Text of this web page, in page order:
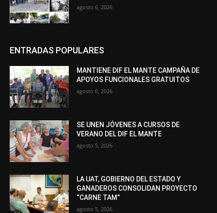
agosto 6, 2026
ENTRADAS POPULARES
MANTIENE DIF EL MANTE CAMPAÑA DE
APOYOS FUNCIONALES GRATUITOS
agosto 6, 2026
SE UNEN JÓVENES A CURSOS DE
VERANO DEL DIF EL MANTE
agosto 5, 2026
LA UAT, GOBIERNO DEL ESTADO Y
GANADEROS CONSOLIDAN PROYECTO
“CARNE TAM”
agosto 5, 2026